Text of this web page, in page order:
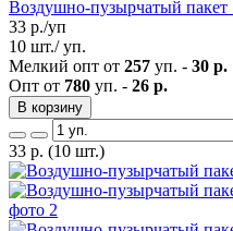
Воздушно-пузырчатый пакет
33 р./уп
10 шт./ уп.
Мелкий опт от 257 уп. - 30 р.
Опт от 780 уп. - 26 р.
В корзину
33 р. (10 шт.)